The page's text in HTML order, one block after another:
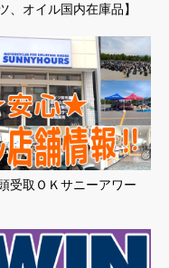
、オイル国内在庫品】
受取ＯＫサニーアワー